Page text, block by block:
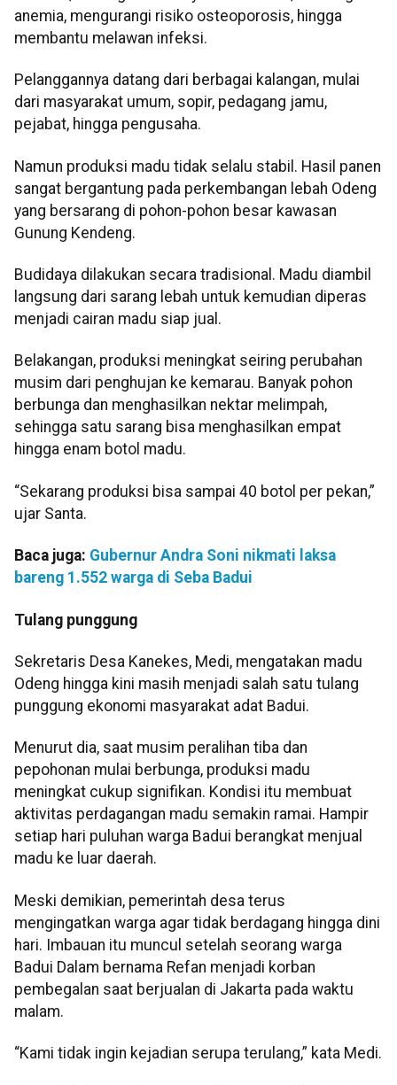
anemia, mengurangi risiko osteoporosis, hingga
membantu melawan infeksi.
Pelanggannya datang dari berbagai kalangan, mulai
dari masyarakat umum, sopir, pedagang jamu,
pejabat, hingga pengusaha.
Namun produksi madu tidak selalu stabil. Hasil panen
sangat bergantung pada perkembangan lebah Odeng
yang bersarang di pohon-pohon besar kawasan
Gunung Kendeng.
Budidaya dilakukan secara tradisional. Madu diambil
langsung dari sarang lebah untuk kemudian diperas
menjadi cairan madu siap jual.
Belakangan, produksi meningkat seiring perubahan
musim dari penghujan ke kemarau. Banyak pohon
berbunga dan menghasilkan nektar melimpah,
sehingga satu sarang bisa menghasilkan empat
hingga enam botol madu.
“Sekarang produksi bisa sampai 40 botol per pekan,”
ujar Santa.
Baca juga: Gubernur Andra Soni nikmati laksa
bareng 1.552 warga di Seba Badui
Tulang punggung
Sekretaris Desa Kanekes, Medi, mengatakan madu
Odeng hingga kini masih menjadi salah satu tulang
punggung ekonomi masyarakat adat Badui.
Menurut dia, saat musim peralihan tiba dan
pepohonan mulai berbunga, produksi madu
meningkat cukup signifikan. Kondisi itu membuat
aktivitas perdagangan madu semakin ramai. Hampir
setiap hari puluhan warga Badui berangkat menjual
madu ke luar daerah.
Meski demikian, pemerintah desa terus
mengingatkan warga agar tidak berdagang hingga dini
hari. Imbauan itu muncul setelah seorang warga
Badui Dalam bernama Refan menjadi korban
pembegalan saat berjualan di Jakarta pada waktu
malam.
“Kami tidak ingin kejadian serupa terulang,” kata Medi.